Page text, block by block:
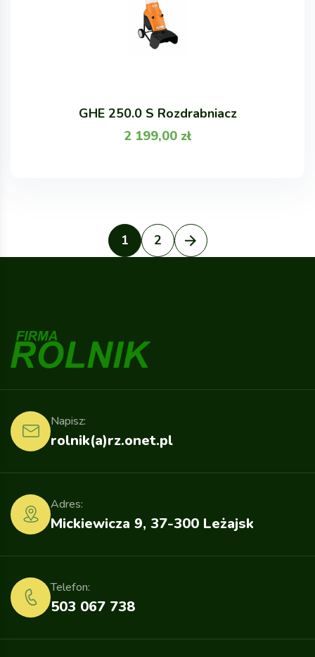
GHE 250.0 S Rozdrabniacz
2 199,00 zł
1 2
rolnik(a)rz.onet.pl
Napisz:
Mickiewicza 9, 37-300 Leżajsk
Adres:
503 067 738
Telefon: